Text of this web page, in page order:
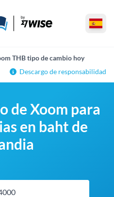
THB tipo de cambio hoy
Descargo de responsabilidad
de Xoom para
en baht de